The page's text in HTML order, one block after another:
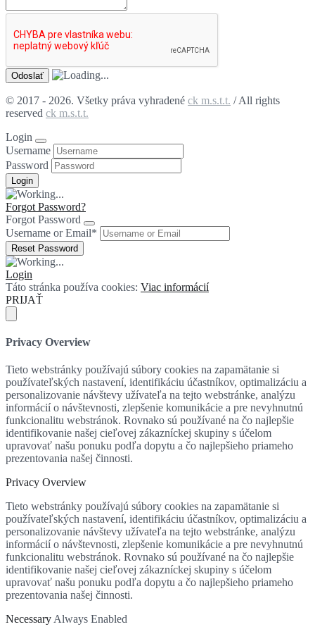
© 2017 - 2026. Všetky práva vyhradené ck m.s.t.t. / All rights
reserved ck m.s.t.t.
Login
Username
Password
Forgot Password?
Forgot Password
Username or Email*
Login
Táto stránka používa cookies: Viac informácií
PRIJAŤ
Privacy Overview
Tieto webstránky používajú súbory cookies na zapamätanie si
používateľských nastavení, identifikáciu účastníkov, optimalizáciu a
personalizovanie návštevy užívateľa na tejto webstránke, analýzu
informácií o návštevnosti, zlepšenie komunikácie a pre nevyhnutnú
funkcionalitu webstránok. Rovnako sú používané na čo najlepšie
identifikovanie našej cieľovej zákazníckej skupiny s účelom
upravovať našu ponuku podľa dopytu a čo najlepšieho priameho
prezentovania našej činnosti.
Privacy Overview
Tieto webstránky používajú súbory cookies na zapamätanie si
používateľských nastavení, identifikáciu účastníkov, optimalizáciu a
personalizovanie návštevy užívateľa na tejto webstránke, analýzu
informácií o návštevnosti, zlepšenie komunikácie a pre nevyhnutnú
funkcionalitu webstránok. Rovnako sú používané na čo najlepšie
identifikovanie našej cieľovej zákazníckej skupiny s účelom
upravovať našu ponuku podľa dopytu a čo najlepšieho priameho
prezentovania našej činnosti.
Necessary Always Enabled